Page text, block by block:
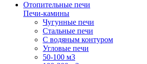
Отопительные печи
Печи-камины
Чугунные печи
Стальные печи
С водяным контуром
Угловые печи
50-100 м3